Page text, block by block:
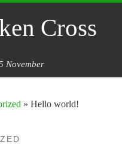
Cross
November
» Hello world!